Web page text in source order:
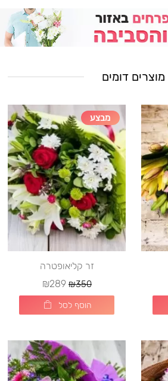
מוצרים דומים
מבצע
זר קליאופטרה
₪350
₪289
הוסף לסל